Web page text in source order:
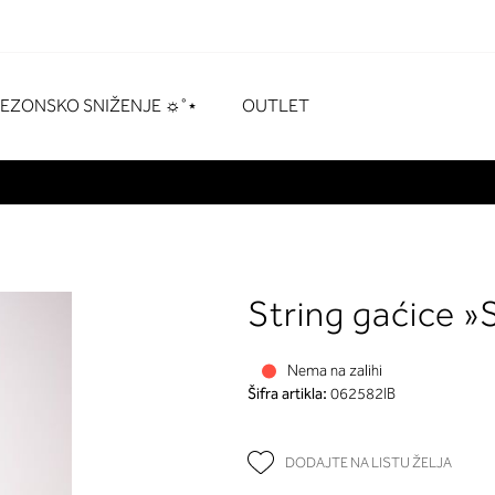
SNIŽENJE ☼˚⋆ OUTLET
String gaćice
Nema na zalihi
Šifra artikla: 062582IB
DODAJTE NA LISTU ŽELJA